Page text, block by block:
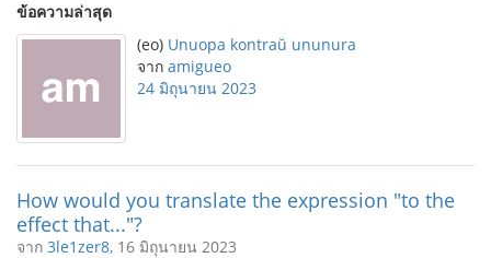
ข้อความล่าสุด
(eo) Unuopa kontraŭ ununura
จาก amigueo
24 มิถุนายน 2023
How would you translate the expression "to the
effect that..."?
จาก 3le1zer8, 16 มิถุนายน 2023